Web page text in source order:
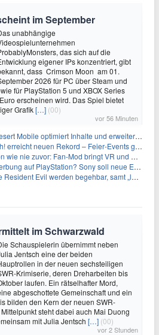
im September
unabhängige
das sich auf die
eigener IPs konzentriert, gibt
dass Crimson Moon am 01.
2026 für PC über Steam und
für PlayStation 5 und XBOX Series
erscheinen wird. Das Spiel bietet
Grafik[…] (00)
vor 56 Minuten
Mobile optimiert Inhalte und erweitert Treasure Access
erreicht neuen Rekord – Feier‑Events gestartet
nie zuvor: Fan-Mod bringt VR und Ego-Perspektive nach Kanto
auf PlayStation? Sony soll neue Einnahmequellen prüfen
Evil werden begehbar, samt „lebensgroßem Leon“
im Schwarzwald
Schauspielerin übernimmt neben
Jentsch eine der beiden
in der neuen sechsteiligen
Krimiserie, deren Dreharbeiten bis
laufen. Ein rätselhafter Mord,
abgeschottete Gemeinschaft und ein
bilden den Kern der neuen SWR-
steht dabei auch Mai Duong
mit Julia Jentsch […] (00)
vor 2 Stunden